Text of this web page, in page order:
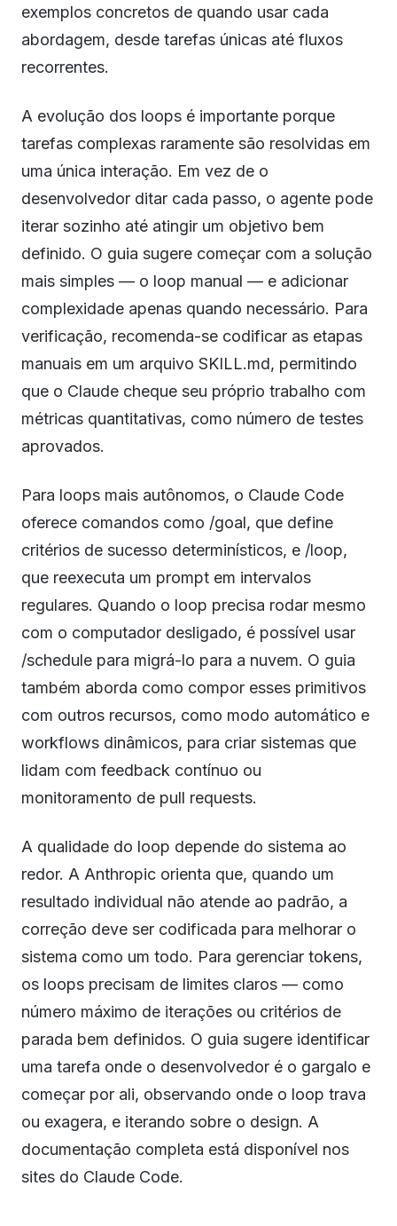
exemplos concretos de quando usar cada
abordagem, desde tarefas únicas até fluxos
recorrentes.
A evolução dos loops é importante porque
tarefas complexas raramente são resolvidas em
uma única interação. Em vez de o
desenvolvedor ditar cada passo, o agente pode
iterar sozinho até atingir um objetivo bem
definido. O guia sugere começar com a solução
mais simples — o loop manual — e adicionar
complexidade apenas quando necessário. Para
verificação, recomenda-se codificar as etapas
manuais em um arquivo SKILL.md, permitindo
que o Claude cheque seu próprio trabalho com
métricas quantitativas, como número de testes
aprovados.
Para loops mais autônomos, o Claude Code
oferece comandos como /goal, que define
critérios de sucesso determinísticos, e /loop,
que reexecuta um prompt em intervalos
regulares. Quando o loop precisa rodar mesmo
com o computador desligado, é possível usar
/schedule para migrá-lo para a nuvem. O guia
também aborda como compor esses primitivos
com outros recursos, como modo automático e
workflows dinâmicos, para criar sistemas que
lidam com feedback contínuo ou
monitoramento de pull requests.
A qualidade do loop depende do sistema ao
redor. A Anthropic orienta que, quando um
resultado individual não atende ao padrão, a
correção deve ser codificada para melhorar o
sistema como um todo. Para gerenciar tokens,
os loops precisam de limites claros — como
número máximo de iterações ou critérios de
parada bem definidos. O guia sugere identificar
uma tarefa onde o desenvolvedor é o gargalo e
começar por ali, observando onde o loop trava
ou exagera, e iterando sobre o design. A
documentação completa está disponível nos
sites do Claude Code.